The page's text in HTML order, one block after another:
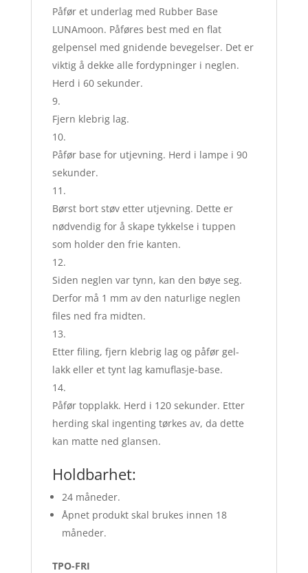
Påfør et underlag med Rubber Base
LUNAmoon. Påføres best med en flat
gelpensel med gnidende bevegelser. Det er
viktig å dekke alle fordypninger i neglen.
Herd i 60 sekunder.
Fjern klebrig lag.
Påfør base for utjevning. Herd i lampe i 90
sekunder.
Børst bort støv etter utjevning. Dette er
nødvendig for å skape tykkelse i tuppen
som holder den frie kanten.
Siden neglen var tynn, kan den bøye seg.
Derfor må 1 mm av den naturlige neglen
files ned fra midten.
Etter filing, fjern klebrig lag og påfør gel-
lakk eller et tynt lag kamuflasje-base.
Påfør topplakk. Herd i 120 sekunder. Etter
herding skal ingenting tørkes av, da dette
kan matte ned glansen.
Holdbarhet:
24 måneder.
Åpnet produkt skal brukes innen 18
måneder.
TPO-FRI